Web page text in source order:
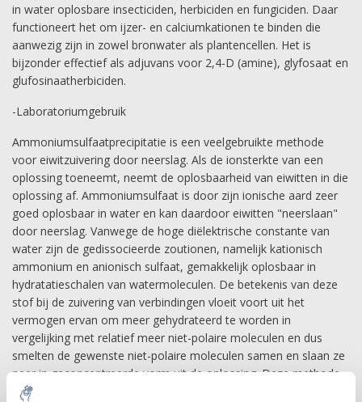
in water oplosbare insecticiden, herbiciden en fungiciden. Daar
functioneert het om ijzer- en calciumkationen te binden die
aanwezig zijn in zowel bronwater als plantencellen. Het is
bijzonder effectief als adjuvans voor 2,4-D (amine), glyfosaat en
glufosinaatherbiciden.
-Laboratoriumgebruik
Ammoniumsulfaatprecipitatie is een veelgebruikte methode
voor eiwitzuivering door neerslag. Als de ionsterkte van een
oplossing toeneemt, neemt de oplosbaarheid van eiwitten in die
oplossing af. Ammoniumsulfaat is door zijn ionische aard zeer
goed oplosbaar in water en kan daardoor eiwitten "neerslaan"
door neerslag. Vanwege de hoge diëlektrische constante van
water zijn de gedissocieerde zoutionen, namelijk kationisch
ammonium en anionisch sulfaat, gemakkelijk oplosbaar in
hydratatieschalen van watermoleculen. De betekenis van deze
stof bij de zuivering van verbindingen vloeit voort uit het
vermogen ervan om meer gehydrateerd te worden in
vergelijking met relatief meer niet-polaire moleculen en dus
smelten de gewenste niet-polaire moleculen samen en slaan ze
neer in geconcentreerde vorm uit de oplossing. Deze methode
wordt uitzouten genoemd en vereist het gebruik van hoge